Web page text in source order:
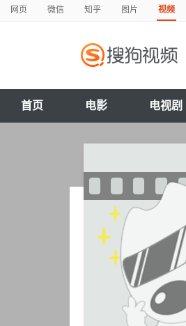
网页 微信 知乎 图片 视频
首页 电影 电视剧